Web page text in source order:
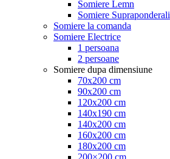
Somiere Lemn
Somiere Supraponderali
Somiere la comanda
Somiere Electrice
1 persoana
2 persoane
Somiere dupa dimensiune
70x200 cm
90x200 cm
120x200 cm
140x190 cm
140x200 cm
160x200 cm
180x200 cm
200×200 cm